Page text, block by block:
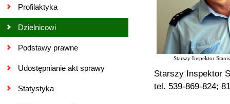
Profilaktyka
Dzielnicowi
Podstawy prawne
Udostępnianie akt sprawy
Statystyka
Starszy Inspektor
Starszy Inspektor
tel. 539-869-824;